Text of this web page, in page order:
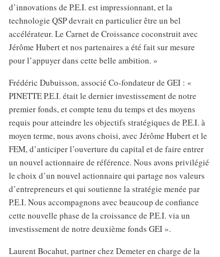
d’innovations de P.E.I. est impressionnant, et la
technologie QSP devrait en particulier être un bel
accélérateur. Le Carnet de Croissance coconstruit avec
Jérôme Hubert et nos partenaires a été fait sur mesure
pour l’appuyer dans cette belle ambition. »
Frédéric Dubuisson, associé Co-fondateur de GEI : «
PINETTE P.E.I. était le dernier investissement de notre
premier fonds, et compte tenu du temps et des moyens
requis pour atteindre les objectifs stratégiques de P.E.I. à
moyen terme, nous avons choisi, avec Jérôme Hubert et le
FEM, d’anticiper l’ouverture du capital et de faire entrer
un nouvel actionnaire de référence. Nous avons privilégié
le choix d’un nouvel actionnaire qui partage nos valeurs
d’entrepreneurs et qui soutienne la stratégie menée par
P.E.I. Nous accompagnons avec beaucoup de confiance
cette nouvelle phase de la croissance de P.E.I. via un
investissement de notre deuxième fonds GEI ».
Laurent Bocahut, partner chez Demeter en charge de la